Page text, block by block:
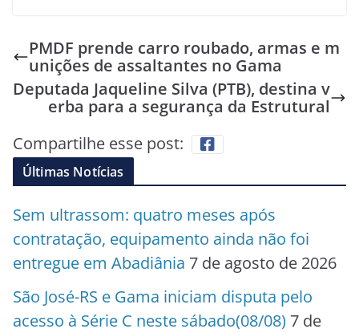
PMDF prende carro roubado, armas e m
unições de assaltantes no Gama
Deputada Jaqueline Silva (PTB), destina v
erba para a segurança da Estrutural
Compartilhe esse post:
Últimas Notícias
Sem ultrassom: quatro meses após
contratação, equipamento ainda não foi
entregue em Abadiânia 7 de agosto de 2026
São José-RS e Gama iniciam disputa pelo
acesso à Série C neste sábado(08/08) 7 de